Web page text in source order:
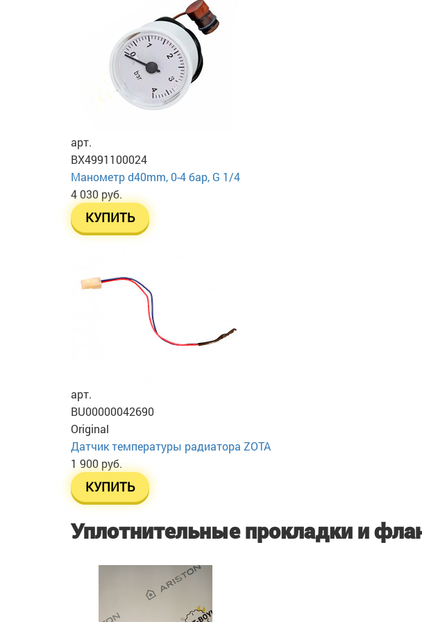
арт.
BX4991100024
Манометр d40mm, 0-4 бар, G 1/4
4 030 руб.
КУПИТЬ
арт.
BU00000042690
Original
Датчик температуры радиатора ZOTA
1 900 руб.
КУПИТЬ
Уплотнительные прокладки и